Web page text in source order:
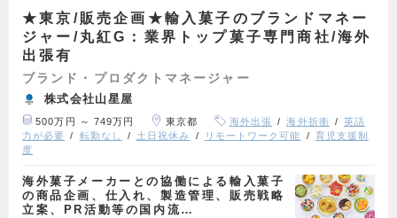
★東京/販売企画★輸入菓子のブランドマネー
ジャー/丸紅G：業界トップ菓子専門商社/海外
出張有
ブランド・プロダクトマネージャー
株式会社山星屋
500万円 ～ 749万円 東京都 海外出張 海外折衝
英語
力が必要
転勤なし 土日祝休み リモートワーク可能
育児支援制
度
海外菓子メーカーとの協働による輸入菓子
の商品企画、仕入れ、製造管理、販売戦略
立案、PR活動等の国内流…